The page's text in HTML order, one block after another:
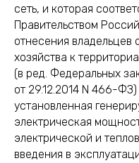
сеть, и которая
Правительством
отнесения владельцев
хозяйства к
(в ред. Федеральных
от 29.12.2014 N 466-ФЗ)
установленная
электрическая
электрической и
введения в